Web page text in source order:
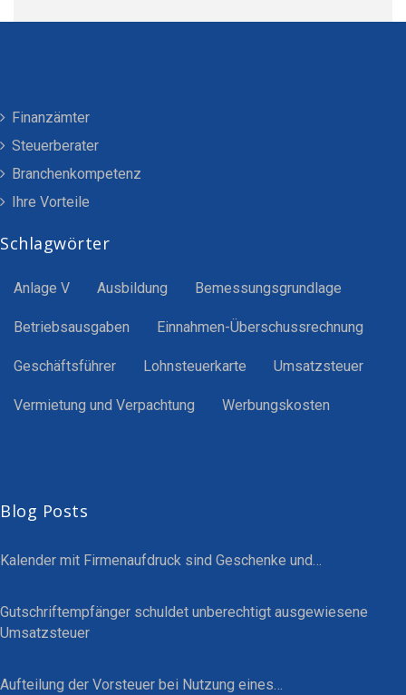
Finanzämter
Steuerberater
Branchenkompetenz
Ihre Vorteile
Schlagwörter
Anlage V Ausbildung Bemessungsgrundlage
Betriebsausgaben Einnahmen-Überschussrechnung
Geschäftsführer Lohnsteuerkarte Umsatzsteuer
Vermietung und Verpachtung Werbungskosten
Blog Posts
Kalender mit Firmenaufdruck sind Geschenke und…
Gutschriftempfänger schuldet unberechtigt ausgewiesene
Umsatzsteuer
Aufteilung der Vorsteuer bei Nutzung eines…